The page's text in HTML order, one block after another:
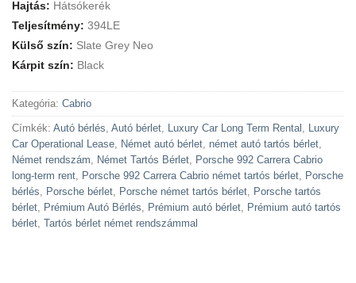
Hajtás: Hátsókerék
Teljesítmény: 394LE
Külső szín: Slate Grey Neo
Kárpit szín: Black
Kategória: Cabrio
Címkék: Autó bérlés Autó bérlet Luxury Car Long Term Rental
Luxury
Car Operational Lease
Német autó bérlet német autó tartós bérlet
Német rendszám
Német Tartós Bérlet
Porsche 992 Carrera Cabrio
long-term rent
Porsche 992 Carrera Cabrio német tartós bérlet
Porsche
bérlés
Porsche bérlet Porsche német tartós bérlet
Porsche tartós
bérlet
Prémium Autó Bérlés Prémium autó bérlet
Prémium autó tartós
bérlet Tartós bérlet német rendszámmal